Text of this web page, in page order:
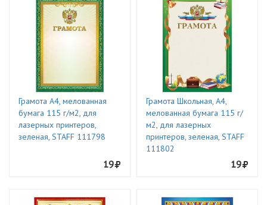
Грамота A4, мелованная
бумага 115 г/м2, для
лазерных принтеров,
зеленая, STAFF 111798
19
Грамота Школьная, A4,
мелованная бумага 115 г/
м2, для лазерных
принтеров, зеленая, STAFF
111802
19